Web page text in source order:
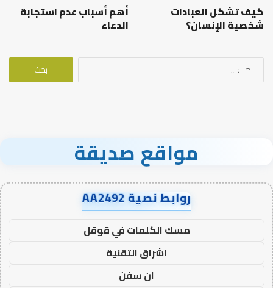
كيف تشكل العبادات
شخصية الإنسان؟
أهم أسباب عدم استجابة
الدعاء
البحث
مواقع صديقة
روابط نصية AA2492
مسك الكلمات في قوقل
اشراق التقنية
ان سفن